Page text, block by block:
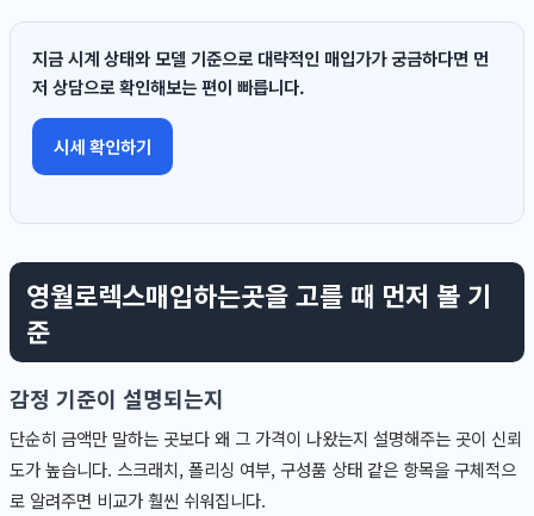
지금 시계 상태와 모델 기준으로 대략적인 매입가가 궁금하다면 먼
저 상담으로 확인해보는 편이 빠릅니다.
시세 확인하기
영월로렉스매입하는곳을 고를 때 먼저 볼 기
준
감정 기준이 설명되는지
단순히 금액만 말하는 곳보다 왜 그 가격이 나왔는지 설명해주는 곳이 신뢰
도가 높습니다. 스크래치, 폴리싱 여부, 구성품 상태 같은 항목을 구체적으
로 알려주면 비교가 훨씬 쉬워집니다.